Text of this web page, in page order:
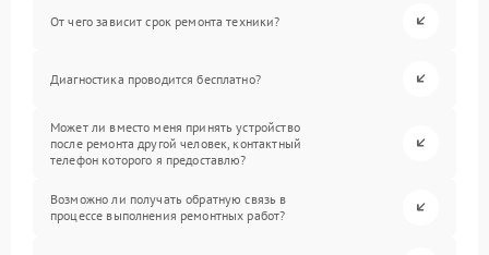
От чего зависит срок ремонта техники?
Диагностика проводится бесплатно?
Может ли вместо меня принять устройство
после ремонта другой человек, контактный
телефон которого я предоставлю?
Возможно ли получать обратную связь в
процессе выполнения ремонтных работ?